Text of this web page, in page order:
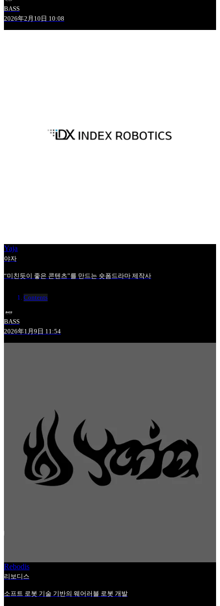
BASS
2026年2月10日 10:08
Yaja
야자
“미친듯이 좋은 콘텐츠”를 만드는 숏폼드라마 제작사
Contents
BASS
2026年1月9日 11:54
Rebodis
리보디스
소프트 로봇 기술 기반의 웨어러블 로봇 개발